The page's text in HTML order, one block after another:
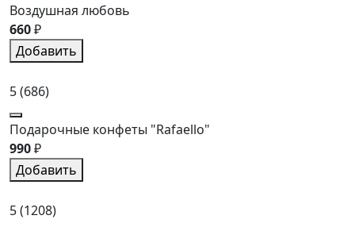
Воздушная любовь
660₽
Добавить
5(686)
Подарочные конфеты "Rafaello"
990₽
Добавить
5(1208)